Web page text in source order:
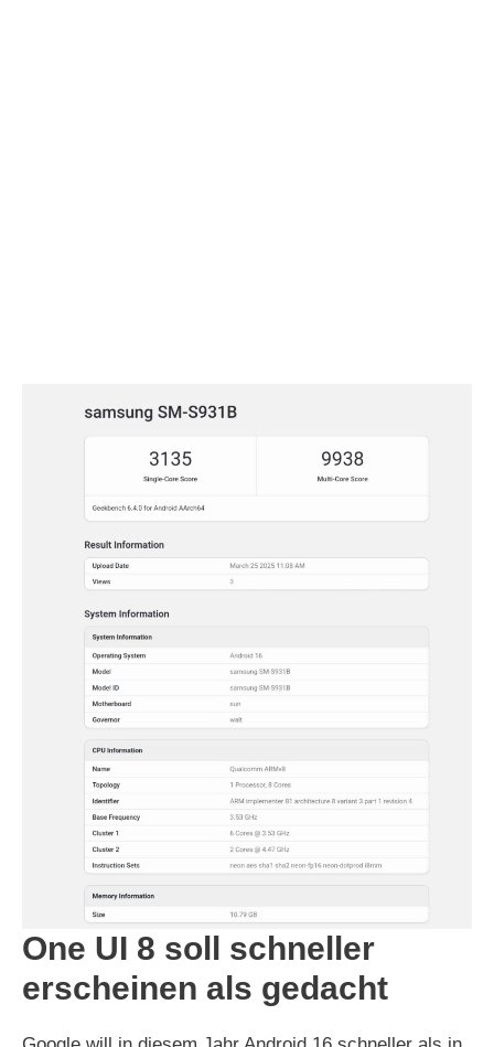
One UI 8 soll schneller
erscheinen als gedacht